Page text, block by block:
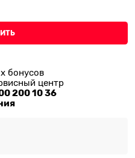
бонусов
центр
200 10 36